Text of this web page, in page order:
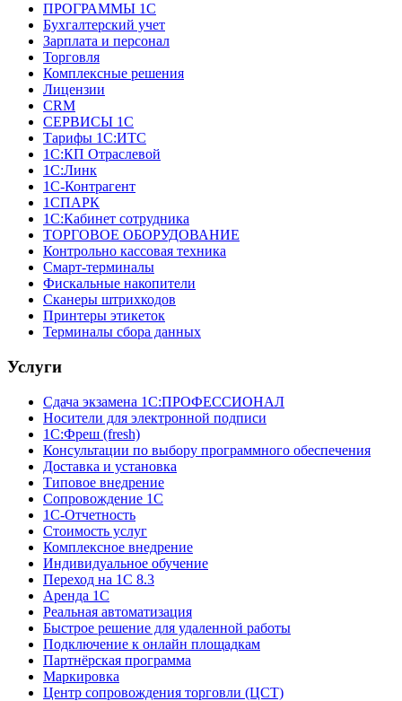
ПРОГРАММЫ 1С
Бухгалтерский учет
Зарплата и персонал
Торговля
Комплексные решения
Лицензии
CRM
СЕРВИСЫ 1С
Тарифы 1С:ИТС
1С:КП Отраслевой
1С:Линк
1С-Контрагент
1СПАРК
1С:Кабинет сотрудника
ТОРГОВОЕ ОБОРУДОВАНИЕ
Контрольно кассовая техника
Смарт-терминалы
Фискальные накопители
Сканеры штрихкодов
Принтеры этикеток
Терминалы сбора данных
Услуги
Сдача экзамена 1С:ПРОФЕССИОНАЛ
Носители для электронной подписи
1С:Фреш (fresh)
Консультации по выбору программного обеспечения
Доставка и установка
Типовое внедрение
Сопровождение 1С
1С-Отчетность
Стоимость услуг
Комплексное внедрение
Индивидуальное обучение
Переход на 1С 8.3
Аренда 1С
Реальная автоматизация
Быстрое решение для удаленной работы
Подключение к онлайн площадкам
Партнёрская программа
Маркировка
Центр сопровождения торговли (ЦСТ)